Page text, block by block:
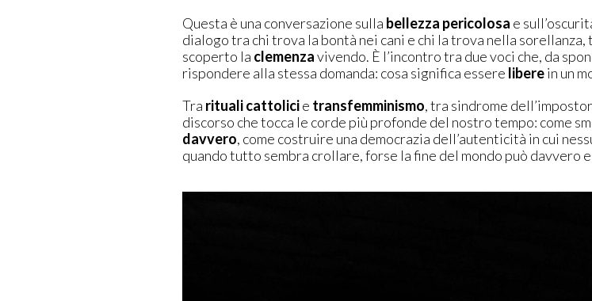
Questa è una conversazione sulla bellezza pericolosa e
dialogo tra chi trova la bontà nei cani e chi la trova nella
scoperto la clemenzavivendo. È l’incontro tra due voci che, da
rispondere alla stessa domanda: cosa significa essere liberein un
Tra rituali cattolicie transfemminismo, tra sindrome
discorso che tocca le corde più profonde del nostro tempo: come
davvero, come costruire una democrazia dell’autenticità in cui
quando tutto sembra crollare, forse la fine del mondo può davvero